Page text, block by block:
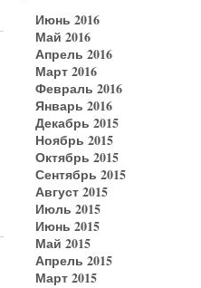
Июнь 2016
Май 2016
Апрель 2016
Март 2016
Февраль 2016
Январь 2016
Декабрь 2015
Ноябрь 2015
Октябрь 2015
Сентябрь 2015
Август 2015
Июль 2015
Июнь 2015
Май 2015
Апрель 2015
Март 2015